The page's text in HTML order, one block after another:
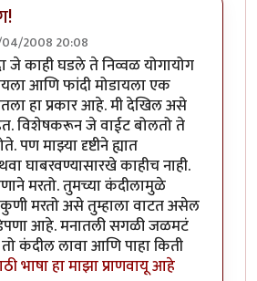
04/2008 20:08
जे काही घडले ते निव्वळ योगायोग
आणि फांदी मोडायला एक
हा प्रकार आहे. मी देखिल असे
विशेषकरून जे वाईट बोलतो ते
पण माझ्या दृष्टीने ह्यात
घाबरवण्यासारखे काहीच नाही.
मरतो. तुमच्या कंदीलामुळे
मरतो असे तुम्हाला वाटत असेल
आहे. मनातली सगळी जळमटं
कंदील लावा आणि पाहा किती
भाषा हा माझा प्राणवायू आहे